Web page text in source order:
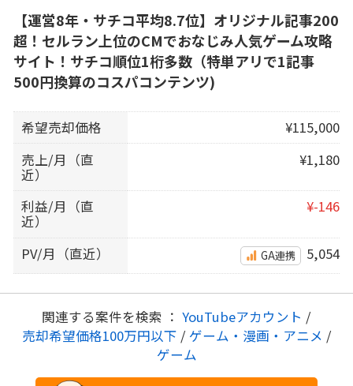
【運営8年・サチコ平均8.7位】オリジナル記事200
超！セルラン上位のCMでおなじみ人気ゲーム攻略
サイト！サチコ順位1桁多数（特単アリで1記事
500円換算のコスパコンテンツ)
希望売却価格
¥115,000
売上/月（直
近）
¥1,180
利益/月（直
近）
¥-146
PV/月（直近） GA連携 5,054
関連する案件を検索 ： YouTubeアカウント /
売却希望価格100万円以下 / ゲーム・漫画・アニメ /
ゲーム